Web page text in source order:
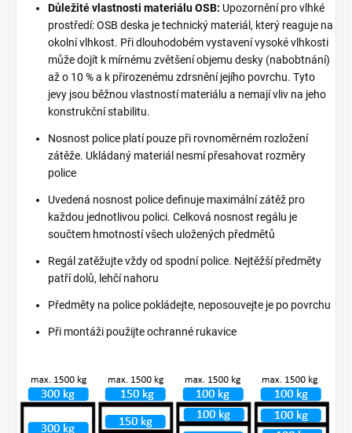
Důležité vlastnosti materiálu OSB: Upozornění pro vlhké
prostředí: OSB deska je technický materiál, který reaguje na
okolní vlhkost. Při dlouhodobém vystavení vysoké vlhkosti
může dojít k mírnému zvětšení objemu desky (nabobtnání)
až o 10 % a k přirozenému zdrsnění jejího povrchu. Tyto
jevy jsou běžnou vlastností materiálu a nemají vliv na jeho
konstrukční stabilitu.
Nosnost police platí pouze při rovnoměrném rozložení
zátěže. Ukládaný materiál nesmí přesahovat rozměry
police
Uvedená nosnost police definuje maximální zátěž pro
každou jednotlivou polici. Celková nosnost regálu je
součtem hmotností všech uložených předmětů
Regál zatěžujte vždy od spodní police. Nejtěžší předměty
patří dolů, lehčí nahoru
Předměty na police pokládejte, neposouvejte je po povrchu
Při montáži použijte ochranné rukavice